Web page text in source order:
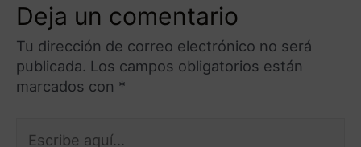
Deja un comentario
Tu dirección de correo electrónico no será
publicada. Los campos obligatorios están
marcados con *